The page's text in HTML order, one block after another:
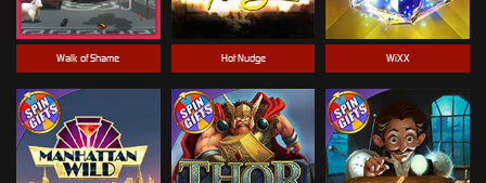
Hot Nudge WiXX
Walk of Shame